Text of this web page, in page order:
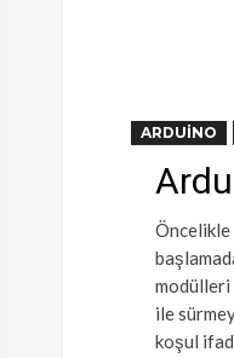
ARDUINO
Öncelikle
modülleri
ile
koşul